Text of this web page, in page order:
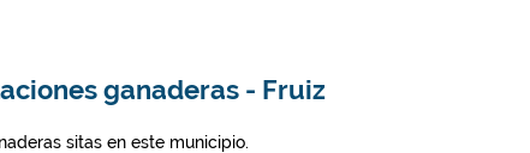
ganaderas - Fruiz
sitas en este municipio.